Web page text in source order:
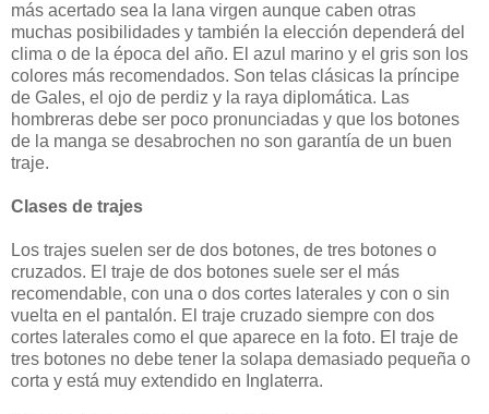
más acertado sea la lana virgen aunque caben otras
muchas posibilidades y también la elección dependerá del
clima o de la época del año. El azul marino y el gris son los
colores más recomendados. Son telas clásicas la príncipe
de Gales, el ojo de perdiz y la raya diplomática. Las
hombreras debe ser poco pronunciadas y que los botones
de la manga se desabrochen no son garantía de un buen
traje.
Clases de trajes
Los trajes suelen ser de dos botones, de tres botones o
cruzados. El traje de dos botones suele ser el más
recomendable, con una o dos cortes laterales y con o sin
vuelta en el pantalón. El traje cruzado siempre con dos
cortes laterales como el que aparece en la foto. El traje de
tres botones no debe tener la solapa demasiado pequeña o
corta y está muy extendido en Inglaterra.